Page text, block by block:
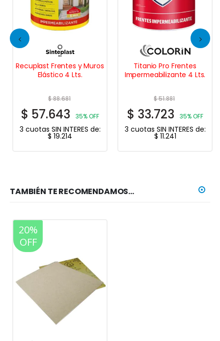
Recuplast Frentes y Muros
Elástico 4 Lts.
$88.681
$ 57.643 35% OFF
3 cuotas SIN INTERES de:
$ 19.214
Titanio Pro Frentes
Impermeabilizante 4 Lts.
$51.881
$ 33.723 35% OFF
3 cuotas SIN INTERES de:
$ 11.241
TAMBIÉN TE RECOMENDAMOS…
20%
OFF